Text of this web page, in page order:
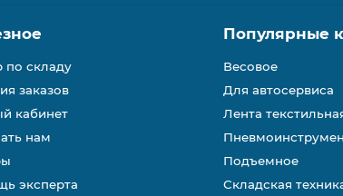
по складу
заказов
кабинет
нам
эксперта
Популярные
Весовое
Для автосервиса
Лента
Подъемное
Складская